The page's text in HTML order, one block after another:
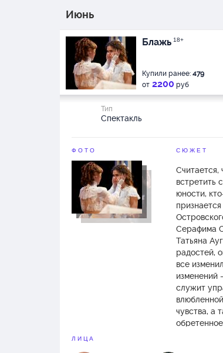
Июнь
Блажь 18+
Купили ранее: 479
от 2200 руб
Тип
Спектакль
ФОТО СЮЖЕТ
Считается,
встретить
юности,
Серафима
Татьяна
радостей,
все
изменений
служит
чувства, а
ЛИЦА